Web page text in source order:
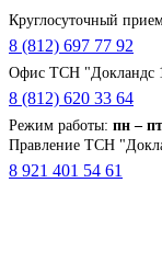
Круглосуточный
8 (812) 697 77 92
Офис ТСН "Докландс
8 (812) 620 33 64
Режим работы: пн –
Правление ТСН
8 921 401 54 61